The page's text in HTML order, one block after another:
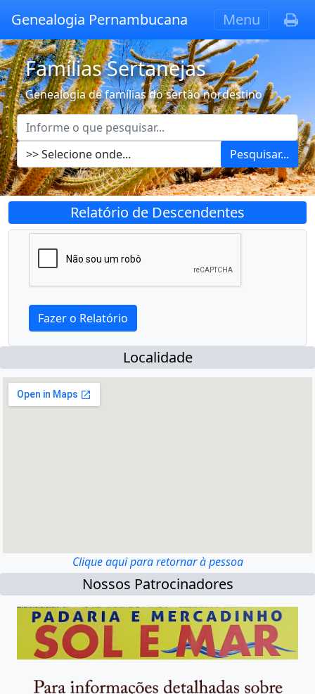
Genealogia Pernambucana Menu
Famílias Sertanejas
Genealogia de famílias do sertão nordestino
Pesquisar...
Relatório de Descendentes
Localidade
Clique aqui para retornar à pessoa
Nossos Patrocinadores